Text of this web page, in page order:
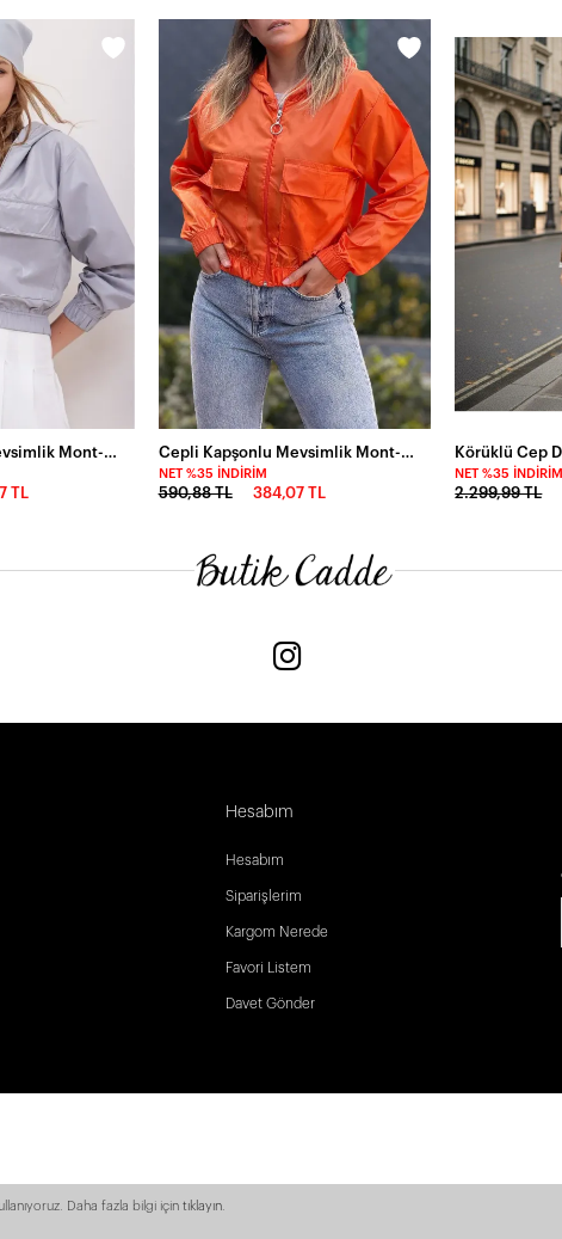
Cepli Kapşonlu Mevsimlik Mont-P00010651
TL
Cepli Kapşonlu Mevsimlik Mont-P00012915-trn
NET %35 İNDIRIM
590,88 TL 384,07 TL
NET %35
2.299,99 TL
Hesabım
Hesabım
Siparişlerim
Kargom Nerede
Favori Listem
Davet Gönder
Daha fazla bilgi için tıklayın